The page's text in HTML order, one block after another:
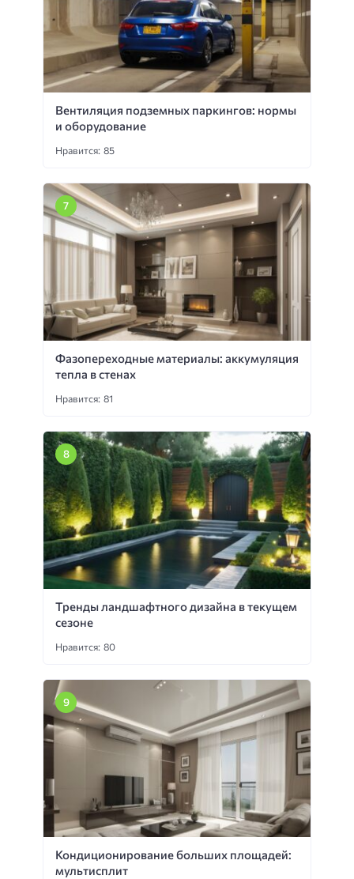
Вентиляция подземных паркингов: нормы
и оборудование
Нравится: 85
Фазопереходные материалы: аккумуляция
тепла в стенах
Нравится: 81
Тренды ландшафтного дизайна в текущем
сезоне
Нравится: 80
Кондиционирование больших площадей:
мультисплит